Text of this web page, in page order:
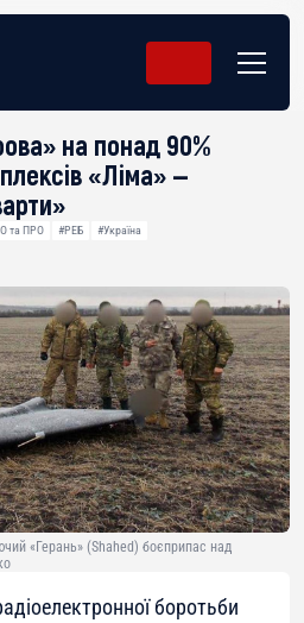
на понад 90%
«Ліма» —
та ПРО #РЕБ #Україна
«Герань» (Shahed) боєприпас над
боротьби